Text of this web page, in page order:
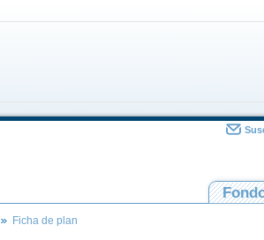
Ficha de plan